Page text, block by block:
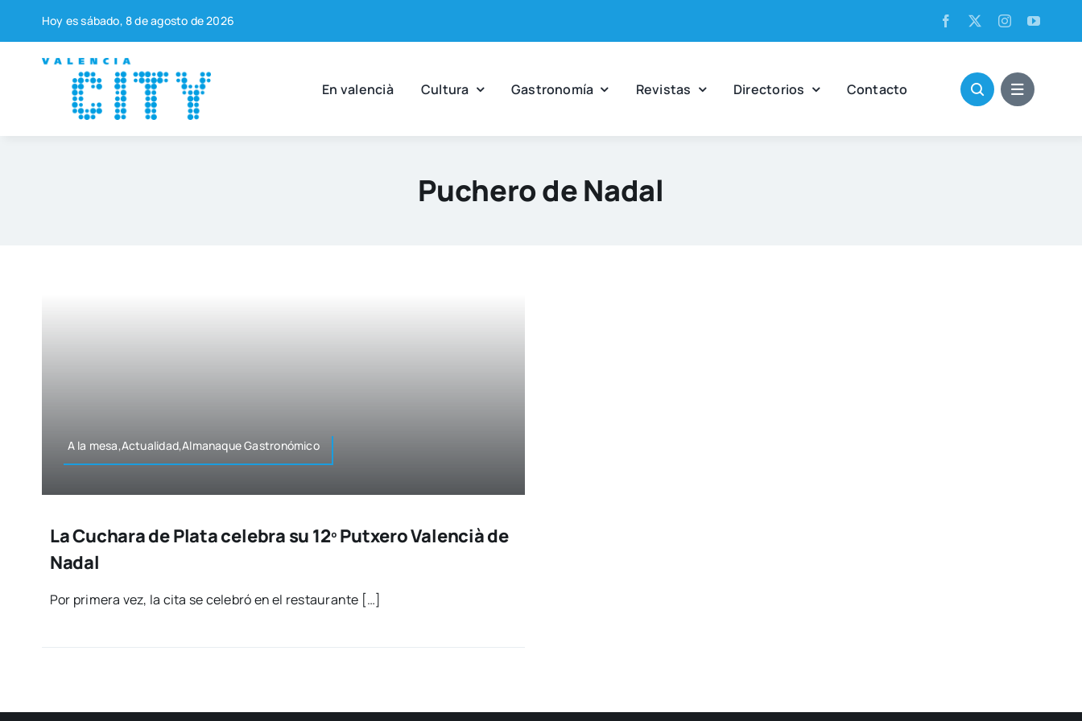
contenido
Hoy es sába­do, 8 de agos­to de 2026
En valen­cià Cul­tu­ra Gas­tro­no­mía Revis­tas Direc­to­rios Con­tac­to
Puchero de Nadal
A la mesa,Actualidad,Almanaque Gas­tro­nó­mi­co
La Cuchara de Plata celebra su 12º Putxero Valencià de
Nadal
Por pri­me­ra vez, la cita se cele­bró en el res­tau­ran­te […]